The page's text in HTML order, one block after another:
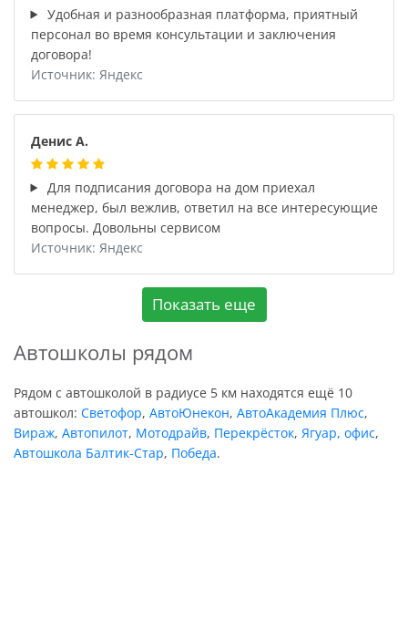
Удобная и разнообразная платформа, приятный
персонал во время консультации и заключения
договора!
Источник: Яндекс
Денис А.
Для подписания договора на дом приехал
менеджер, был вежлив, ответил на все интересующие
вопросы. Довольны сервисом
Источник: Яндекс
Показать еще
Автошколы рядом
Рядом с автошколой в радиусе 5 км находятся ещё 10
автошкол: Светофор, АвтоЮнекон, АвтоАкадемия Плюс,
Вираж, Автопилот, Мотодрайв, Перекрёсток, Ягуар, офис,
Автошкола Балтик-Стар, Победа.